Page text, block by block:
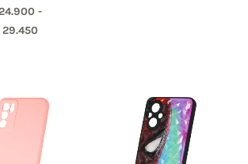
-
29.450